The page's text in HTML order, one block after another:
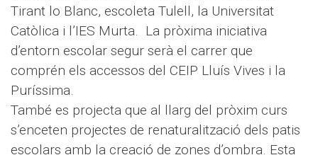
Tirant lo Blanc, escoleta Tulell, la Universitat
Catòlica i l’IES Murta. La pròxima iniciativa
d’entorn escolar segur serà el carrer que
comprén els accessos del CEIP Lluís Vives i la
Puríssima.
També es projecta que al llarg del pròxim curs
s’enceten projectes de renaturalització dels patis
escolars amb la creació de zones d’ombra. Esta